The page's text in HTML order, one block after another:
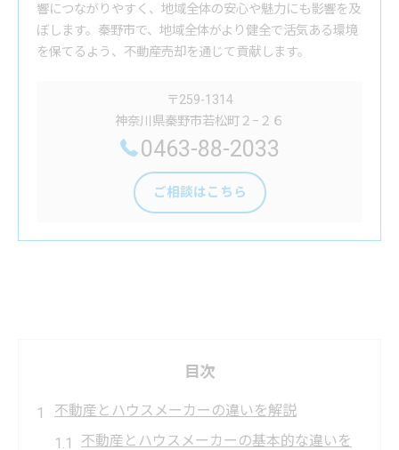
響につながりやすく、地域全体の安心や魅力にも影響を及
ぼします。秦野市で、地域全体がより健全で活気ある環境
を保てるよう、不動産売却を通じて貢献します。
〒259-1314
神奈川県秦野市若松町２−２６
0463-88-2033
ご相談はこちら
目次
不動産とハウスメーカーの違いを解説
不動産とハウスメーカーの基本的な違いを